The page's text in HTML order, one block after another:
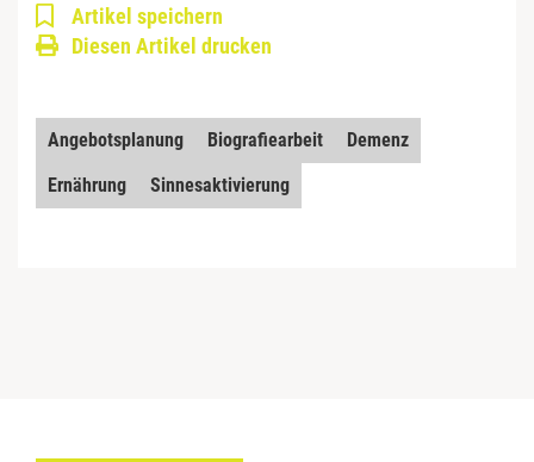
Artikel speichern
Diesen Artikel drucken
Angebotsplanung Biografiearbeit
Demenz
Ernährung
Sinnesaktivierung